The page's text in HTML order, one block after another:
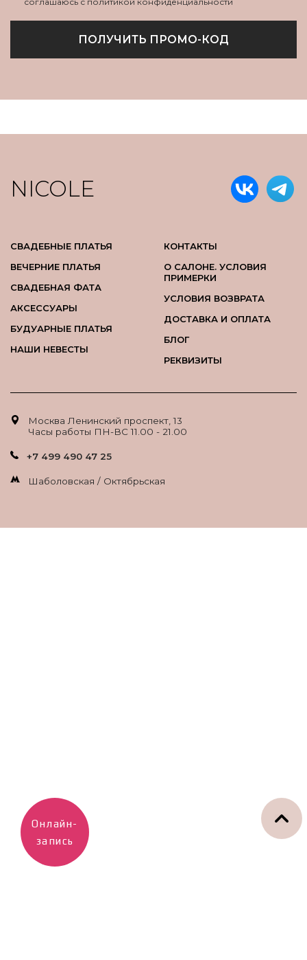
ПОЛУЧИТЬ ПРОМО-КОД
NICOLE
СВАДЕБНЫЕ ПЛАТЬЯ
ВЕЧЕРНИЕ ПЛАТЬЯ
СВАДЕБНАЯ ФАТА
АКСЕССУАРЫ
БУДУАРНЫЕ ПЛАТЬЯ
НАШИ НЕВЕСТЫ
КОНТАКТЫ
О САЛОНЕ. УСЛОВИЯ
ПРИМЕРКИ
УСЛОВИЯ ВОЗВРАТА
ДОСТАВКА И ОПЛАТА
БЛОГ
РЕКВИЗИТЫ
Москва Ленинский проспект, 13
Часы работы ПН-ВС 11.00 - 21.00
+7 499 490 47 25
Шаболовская / Октябрьская
Онлайн-
запись